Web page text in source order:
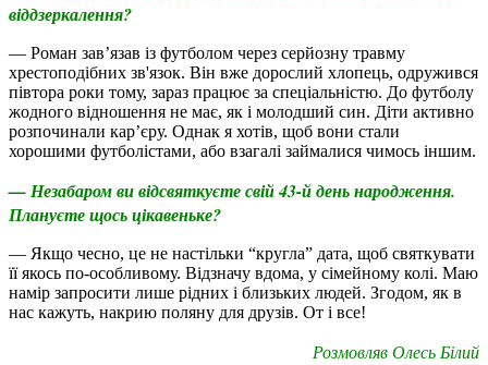
віддзеркалення?
— Роман зав’язав із футболом через серйозну травму
хрестоподібних зв'язок. Він вже дорослий хлопець, одружився
півтора роки тому, зараз працює за спеціальністю. До футболу
жодного відношення не має, як і молодший син. Діти активно
розпочинали кар’єру. Однак я хотів, щоб вони стали
хорошими футболістами, або взагалі займалися чимось іншим.
— Незабаром ви відсвяткуєте свій 43-й день народження.
Плануєте щось цікавеньке?
— Якщо чесно, це не настільки “кругла” дата, щоб святкувати
її якось по-особливому. Відзначу вдома, у сімейному колі. Маю
намір запросити лише рідних і близьких людей. Згодом, як в
нас кажуть, накрию поляну для друзів. От і все!
Розмовляв Олесь Білий